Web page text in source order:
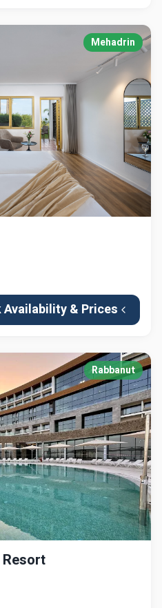
Mehadrin
Availability & Prices
Rabbanut